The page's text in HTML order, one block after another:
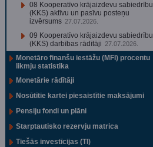
08 Kooperatīvo krājaizdevu sabiedrību
(KKS) aktīvu un pasīvu posteņu
izvērsums 27.07.2026.
09 Kooperatīvo krājaizdevu sabiedrību
(KKS) darbības rādītāji 27.07.2026.
Monetāro finanšu iestāžu (MFI) procentu
likmju statistika
Monetārie rādītāji
Nosūtītie kartei piesaistītie maksājumi
Pensiju fondi un plāni
Starptautisko rezervju matrica
Tiešās investīcijas (TI)